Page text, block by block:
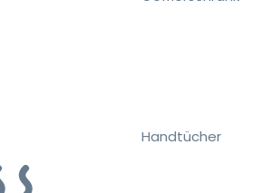
Handtücher